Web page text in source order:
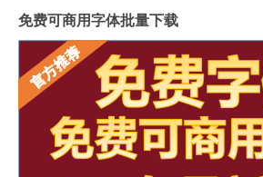
免费可商用字体批量下载